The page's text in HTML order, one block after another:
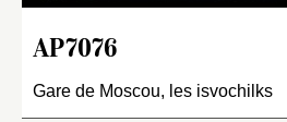
AP7076
Gare de Moscou, les isvochilks